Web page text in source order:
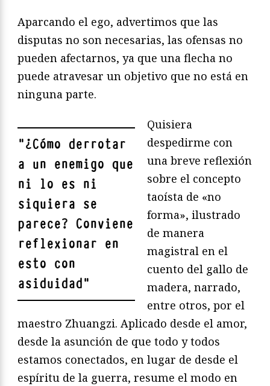
Aparcando el ego, advertimos que las
disputas no son necesarias, las ofensas no
pueden afectarnos, ya que una flecha no
puede atravesar un objetivo que no está en
ninguna parte.
"¿Cómo derrotar
a un enemigo que
ni lo es ni
siquiera se
parece? Conviene
reflexionar en
esto con
asiduidad"
Quisiera
despedirme con
una breve reflexión
sobre el concepto
taoísta de «no
forma», ilustrado
de manera
magistral en el
cuento del gallo de
madera, narrado,
entre otros, por el
maestro Zhuangzi. Aplicado desde el amor,
desde la asunción de que todo y todos
estamos conectados, en lugar de desde el
espíritu de la guerra, resume el modo en